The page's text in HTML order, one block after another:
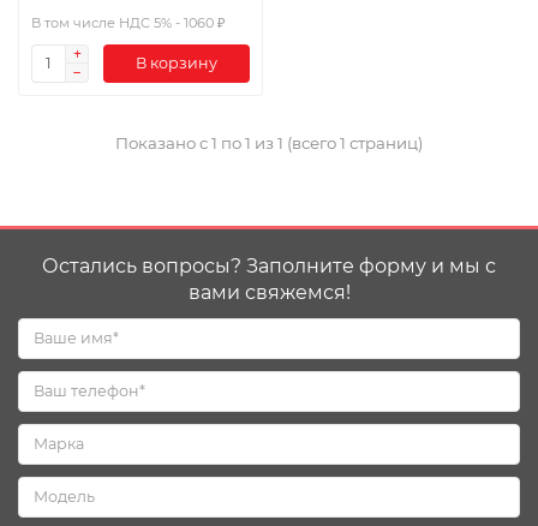
В том числе НДС 5% - 1060 ₽
В корзину
Показано с 1 по 1 из 1 (всего 1 страниц)
Остались вопросы? Заполните форму и мы с
вами свяжемся!